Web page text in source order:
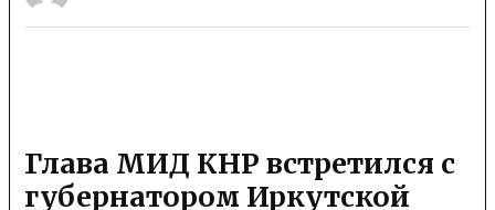
Глава МИД КНР встретился с
губернатором Иркутской